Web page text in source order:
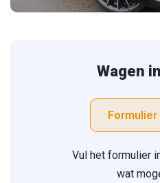
Wagen
Formulier
Vul het formulier
wat